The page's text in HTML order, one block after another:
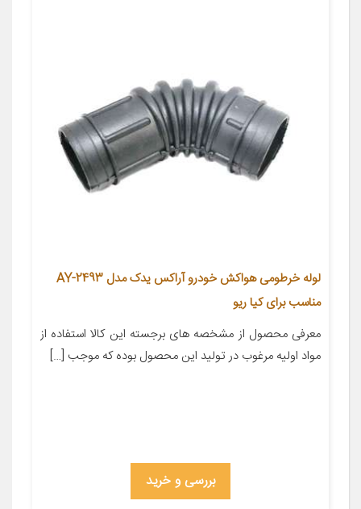
لوله خرطومی هواکش خودرو آراکس یدک مدل AY-2493
مناسب برای کیا ریو
معرفی محصول از مشخصه های برجسته این کالا استفاده از
مواد اولیه مرغوب در تولید این محصول بوده که موجب […]
بررسی و خرید